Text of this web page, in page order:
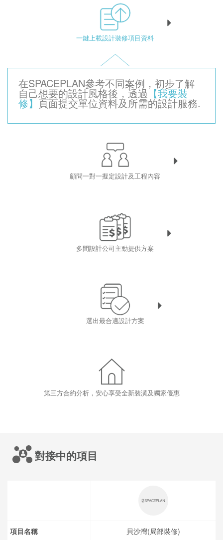
一鍵上載設計裝修項目資料
在SPACEPLAN參考不同案例，初步了解
自己想要的設計風格後，透過【我要裝
修】 頁面提交單位資料及所需的設計服務.
顧問一對一擬定設計及工程內容
多間設計公司主動提供方案
選出最合適設計方案
第三方合約分析，安心享受全新裝潢及獨家優惠
對接中的項目
項目名稱 貝沙灣(局部裝修)